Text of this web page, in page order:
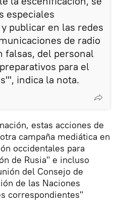
especiales
publicar en las redes
de radio
falsas, del personal
para el
indica la nota.
estas acciones de
campaña mediática en
occidentales para
de Rusia" e incluso
del Consejo de
de las Naciones
correspondientes"